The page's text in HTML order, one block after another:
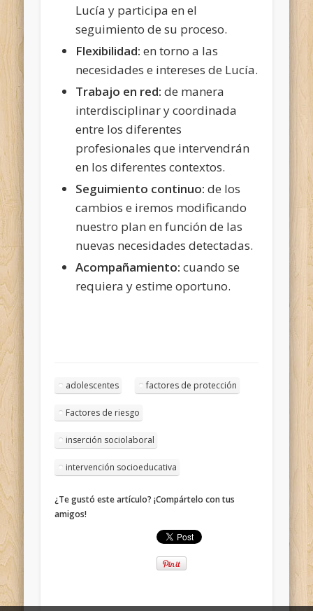
Lucía y participa en el
seguimiento de su proceso.
Flexibilidad: en torno a las
necesidades e intereses de Lucía.
Trabajo en red: de manera
interdisciplinar y coordinada
entre los diferentes
profesionales que intervendrán
en los diferentes contextos.
Seguimiento continuo: de los
cambios e iremos modificando
nuestro plan en función de las
nuevas necesidades detectadas.
Acompañamiento: cuando se
requiera y estime oportuno.
adolescentes factores de protección
Factores de riesgo
inserción sociolaboral
intervención socioeducativa
¿Te gustó este artículo? ¡Compártelo con tus
amigos!